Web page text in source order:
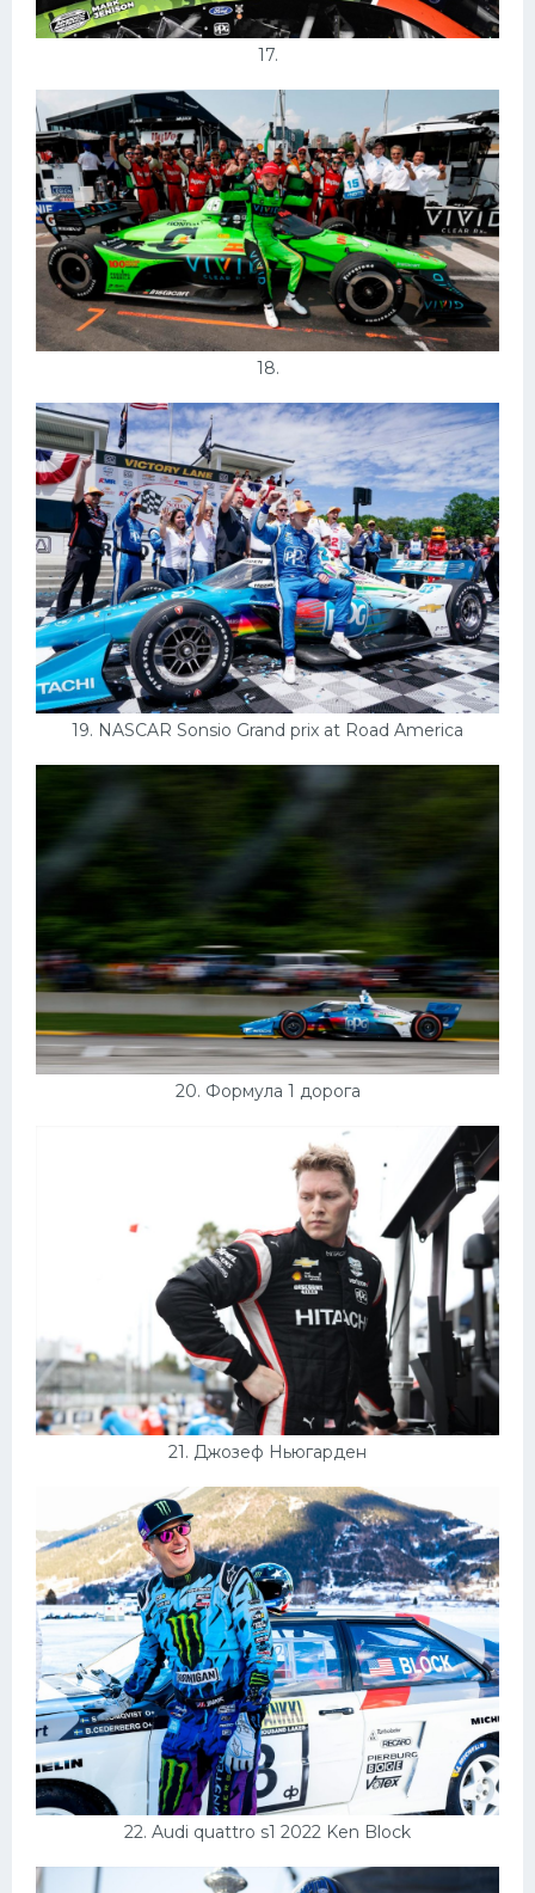
17.
18.
19. NASCAR Sonsio Grand prix at Road America
20. Формула 1 дорога
21. Джозеф Ньюгарден
22. Audi quattro s1 2022 Ken Block